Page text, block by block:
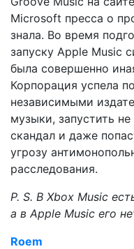
Microsoft пресса о
знала. Во время
запуску Apple Music
была совершенно
Корпорация успела
независимыми
музыки, запустить
скандал и даже
угрозу
расследования.
P. S. В Xbox Music
а в Apple Music его
Roem